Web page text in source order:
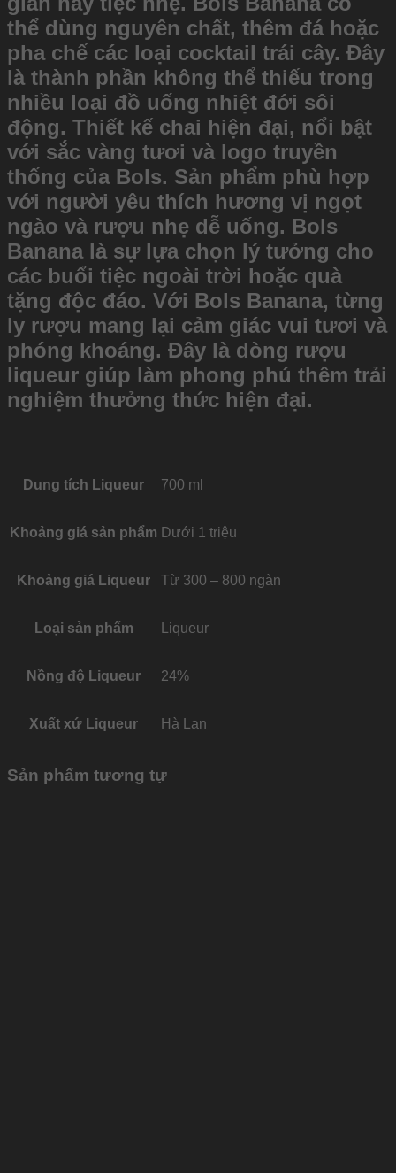
thể dùng nguyên chất, thêm đá hoặc
pha chế các loại cocktail trái cây. Đây
là thành phần không thể thiếu trong
nhiều loại đồ uống nhiệt đới sôi
động. Thiết kế chai hiện đại, nổi bật
với sắc vàng tươi và logo truyền
thống của Bols. Sản phẩm phù hợp
với người yêu thích hương vị ngọt
ngào và rượu nhẹ dễ uống. Bols
Banana là sự lựa chọn lý tưởng cho
các buổi tiệc ngoài trời hoặc quà
tặng độc đáo. Với Bols Banana, từng
ly rượu mang lại cảm giác vui tươi và
phóng khoáng. Đây là dòng rượu
liqueur giúp làm phong phú thêm trải
nghiệm thưởng thức hiện đại.
Dung tích Liqueur 700 ml
Khoảng giá sản phẩm Dưới 1 triệu
Khoảng giá Liqueur Từ 300 – 800 ngàn
Loại sản phẩm Liqueur
Nồng độ Liqueur 24%
Xuất xứ Liqueur Hà Lan
Sản phẩm tương tự